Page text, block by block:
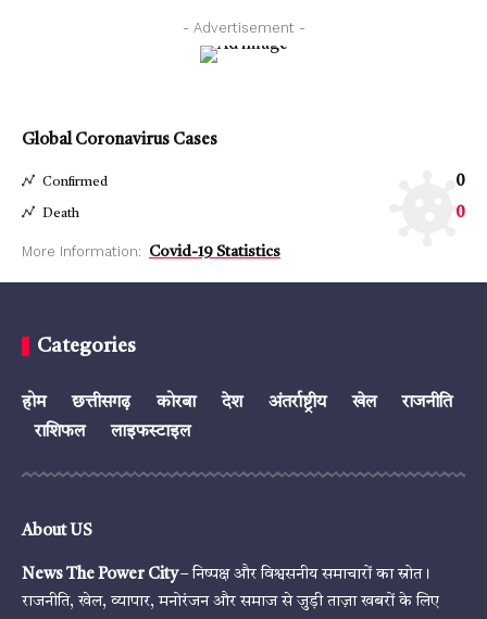
- Advertisement -
Global Coronavirus Cases
Confirmed 0
Death 0
More Information: Covid-19 Statistics
Categories
होम छत्तीसगढ़ कोरबा देश अंतर्राष्ट्रीय खेल
राजनीति
राशिफल
लाइफस्टाइल
About US
News The Power City– निष्पक्ष और विश्वसनीय समाचारों का स्रोत।
राजनीति, खेल, व्यापार, मनोरंजन और समाज से जुड़ी ताज़ा खबरों के लिए